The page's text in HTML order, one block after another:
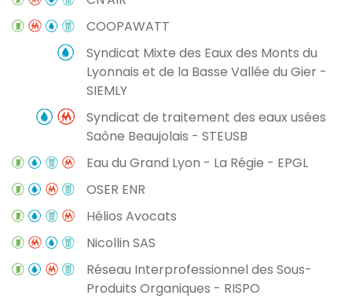
COOPAWATT
Syndicat Mixte des Eaux des Monts du
Lyonnais et de la Basse Vallée du Gier -
SIEMLY
Syndicat de traitement des eaux usées
Saône Beaujolais - STEUSB
Eau du Grand Lyon - La Régie - EPGL
OSER ENR
Hélios Avocats
Nicollin SAS
Réseau Interprofessionnel des Sous-
Produits Organiques - RISPO